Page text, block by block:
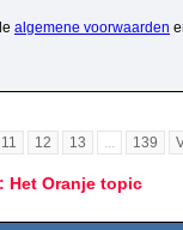
algemene voorwaarden
11 12 13 ... 139
Het Oranje topic